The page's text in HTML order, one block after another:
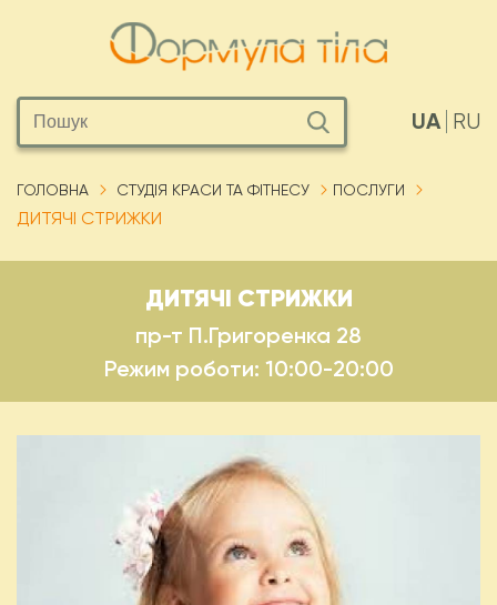
RU
UA
ГОЛОВНА СТУДІЯ КРАСИ ТА ФІТНЕСУ ПОСЛУГИ
ДИТЯЧІ СТРИЖКИ
ДИТЯЧІ СТРИЖКИ
пр-т П.Григоренка 28
Режим роботи: 10:00-20:00